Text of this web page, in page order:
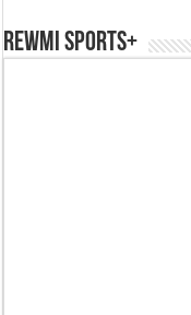
REWMI SPORTS+